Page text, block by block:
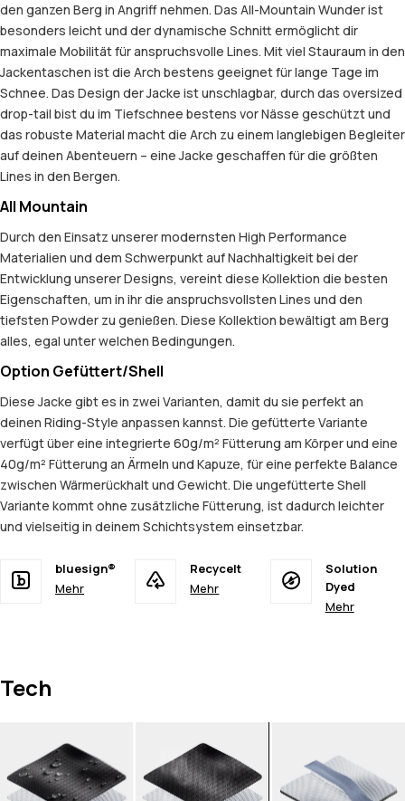
den ganzen Berg in Angriff nehmen. Das All-Mountain Wunder ist
besonders leicht und der dynamische Schnitt ermöglicht dir
maximale Mobilität für anspruchsvolle Lines. Mit viel Stauraum in den
Jackentaschen ist die Arch bestens geeignet für lange Tage im
Schnee. Das Design der Jacke ist unschlagbar, durch das oversized
drop-tail bist du im Tiefschnee bestens vor Nässe geschützt und
das robuste Material macht die Arch zu einem langlebigen Begleiter
auf deinen Abenteuern – eine Jacke geschaffen für die größten
Lines in den Bergen.
All Mountain
Durch den Einsatz unserer modernsten High Performance
Materialien und dem Schwerpunkt auf Nachhaltigkeit bei der
Entwicklung unserer Designs, vereint diese Kollektion die besten
Eigenschaften, um in ihr die anspruchsvollsten Lines und den
tiefsten Powder zu genießen. Diese Kollektion bewältigt am Berg
alles, egal unter welchen Bedingungen.
Option Gefüttert/Shell
Diese Jacke gibt es in zwei Varianten, damit du sie perfekt an
deinen Riding-Style anpassen kannst. Die gefütterte Variante
verfügt über eine integrierte 60g/m² Fütterung am Körper und eine
40g/m² Fütterung an Ärmeln und Kapuze, für eine perfekte Balance
zwischen Wärmerückhalt und Gewicht. Die ungefütterte Shell
Variante kommt ohne zusätzliche Fütterung, ist dadurch leichter
und vielseitig in deinem Schichtsystem einsetzbar.
bluesign®
Mehr
Recycelt
Mehr
Solution
Dyed
Mehr
Tech